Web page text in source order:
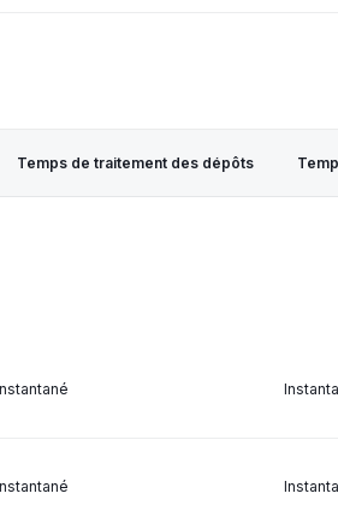
Temps de traitement des dépôts